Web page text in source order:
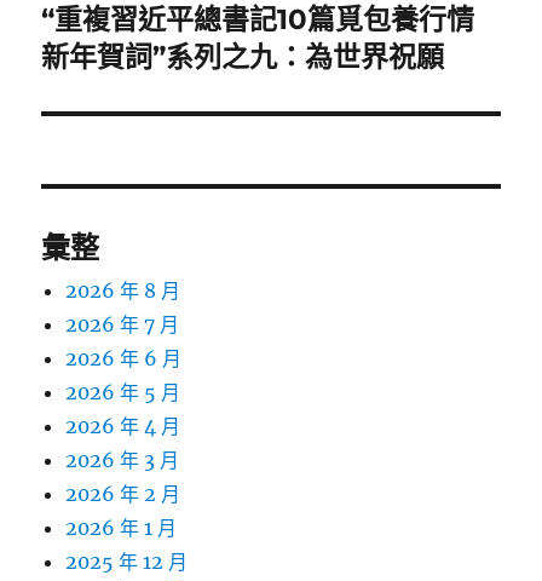
下
一
文
“重複習近平總書記10篇覓包養行情
新年賀詞”系列之九：為世界祝願
彙整
2026 年 8 月
2026 年 7 月
2026 年 6 月
2026 年 5 月
2026 年 4 月
2026 年 3 月
2026 年 2 月
2026 年 1 月
2025 年 12 月